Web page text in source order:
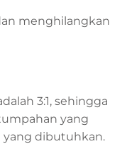
menghilangkan
3:1, sehingga
yang
yang dibutuhkan.